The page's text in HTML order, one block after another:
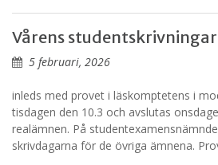
Vårens
5 februari, 2026
inleds med provet i läskomptetens i
tisdagen den 10.3 och avslutas
realämnen. På
skrivdagarna för de övriga ämnena.